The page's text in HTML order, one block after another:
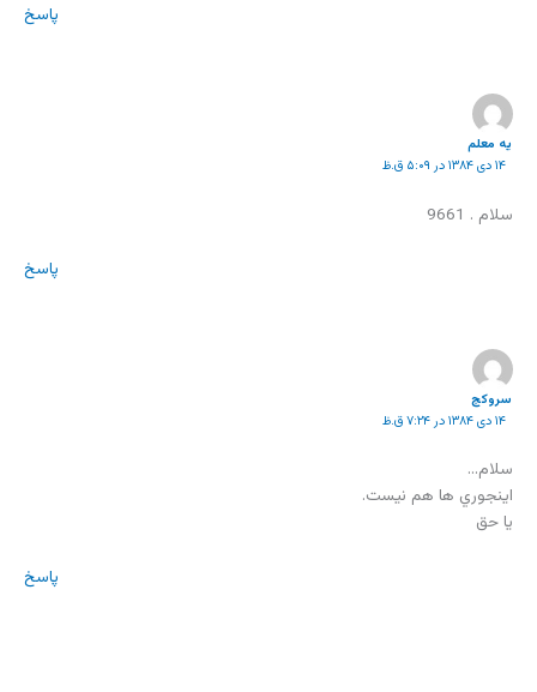
پاسخ
یه معلم
۱۴ دی ۱۳۸۴ در ۵:۰۹ ق.ظ
سلام . 9661
پاسخ
سروکج
۱۴ دی ۱۳۸۴ در ۷:۲۴ ق.ظ
سلام…
اينجوري ها هم نيست.
يا حق
پاسخ